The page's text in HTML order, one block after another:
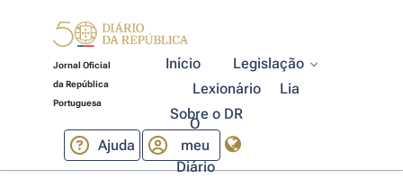
Jornal Oficial
da República
Portuguesa
Início
Legislação
Lexionário
Lia
Sobre o DR
Ajuda
O
meu
Diário